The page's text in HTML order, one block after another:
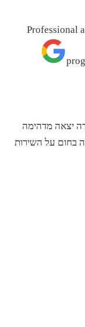
Professional
יצאה מדהימה
בחום על השירות